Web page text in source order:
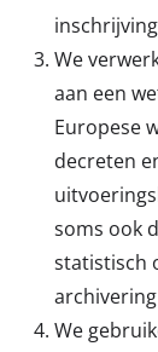
We
aan een
Europese
decreten
soms ook
statistisch
We